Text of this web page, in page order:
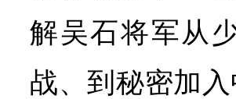
解吴石将军从
战、到秘密加